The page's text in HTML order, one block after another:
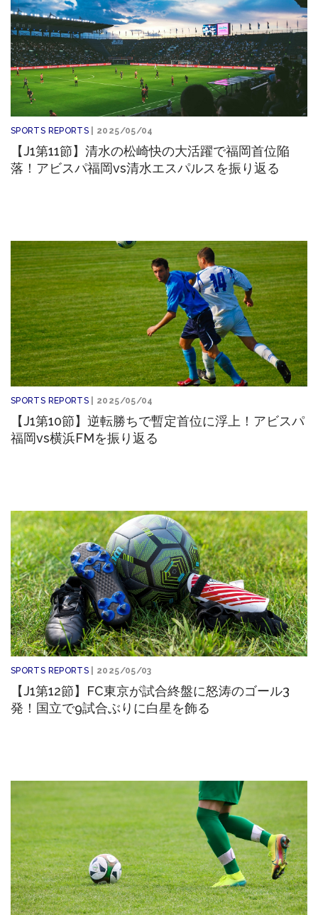
SPORTS REPORTS | 2025/05/04
【J1第11節】清水の松崎快の大活躍で福岡首位陥
落！アビスパ福岡vs清水エスパルスを振り返る
SPORTS REPORTS | 2025/05/04
【J1第10節】逆転勝ちで暫定首位に浮上！アビスパ
福岡vs横浜FMを振り返る
SPORTS REPORTS | 2025/05/03
【J1第12節】FC東京が試合終盤に怒涛のゴール3
発！国立で9試合ぶりに白星を飾る